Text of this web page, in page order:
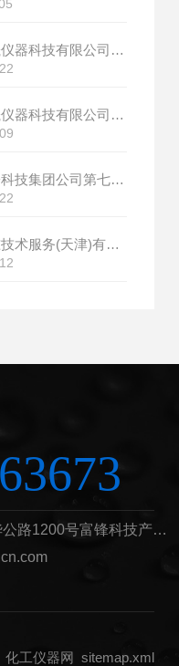
上海和晟仪器科技有限公司新厂开工大吉
上海和晟仪器科技有限公司新厂开工大吉
中国电子科技集团公司第七研究所选购我司差示扫描量热仪
通标标准技术服务(天津)有限公司选购我司HS-DR-5导热系数测试仪
上海市虹桥商务区丰华公路1200号富锋科技产业园B栋201b
化工仪器网 sitemap.xml